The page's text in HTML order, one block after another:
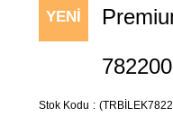
YENI
782200
Stok Kodu